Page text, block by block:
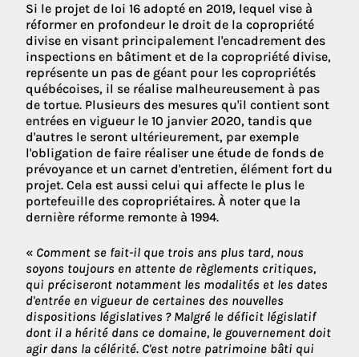
Si le projet de loi 16 adopté en 2019, lequel vise à
réformer en profondeur le droit de la copropriété
divise en visant principalement l'encadrement des
inspections en bâtiment et de la copropriété divise,
représente un pas de géant pour les copropriétés
québécoises, il se réalise malheureusement à pas
de tortue. Plusieurs des mesures qu'il contient sont
entrées en vigueur le 10 janvier 2020, tandis que
d'autres le seront ultérieurement, par exemple
l'obligation de faire réaliser une étude de fonds de
prévoyance et un carnet d'entretien, élément fort du
projet. Cela est aussi celui qui affecte le plus le
portefeuille des copropriétaires. À noter que la
dernière réforme remonte à 1994.
« Comment se fait-il que trois ans plus tard, nous
soyons toujours en attente de règlements critiques,
qui préciseront notamment les modalités et les dates
d'entrée en vigueur de certaines des nouvelles
dispositions législatives ? Malgré le déficit législatif
dont il a hérité dans ce domaine, le gouvernement doit
agir dans la célérité. C'est notre patrimoine bâti qui